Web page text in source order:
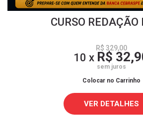
CURSO REDAÇÃO
R$ 329,00
10 x R$
sem juros
Colocar no Carrinho
VER DETALHES